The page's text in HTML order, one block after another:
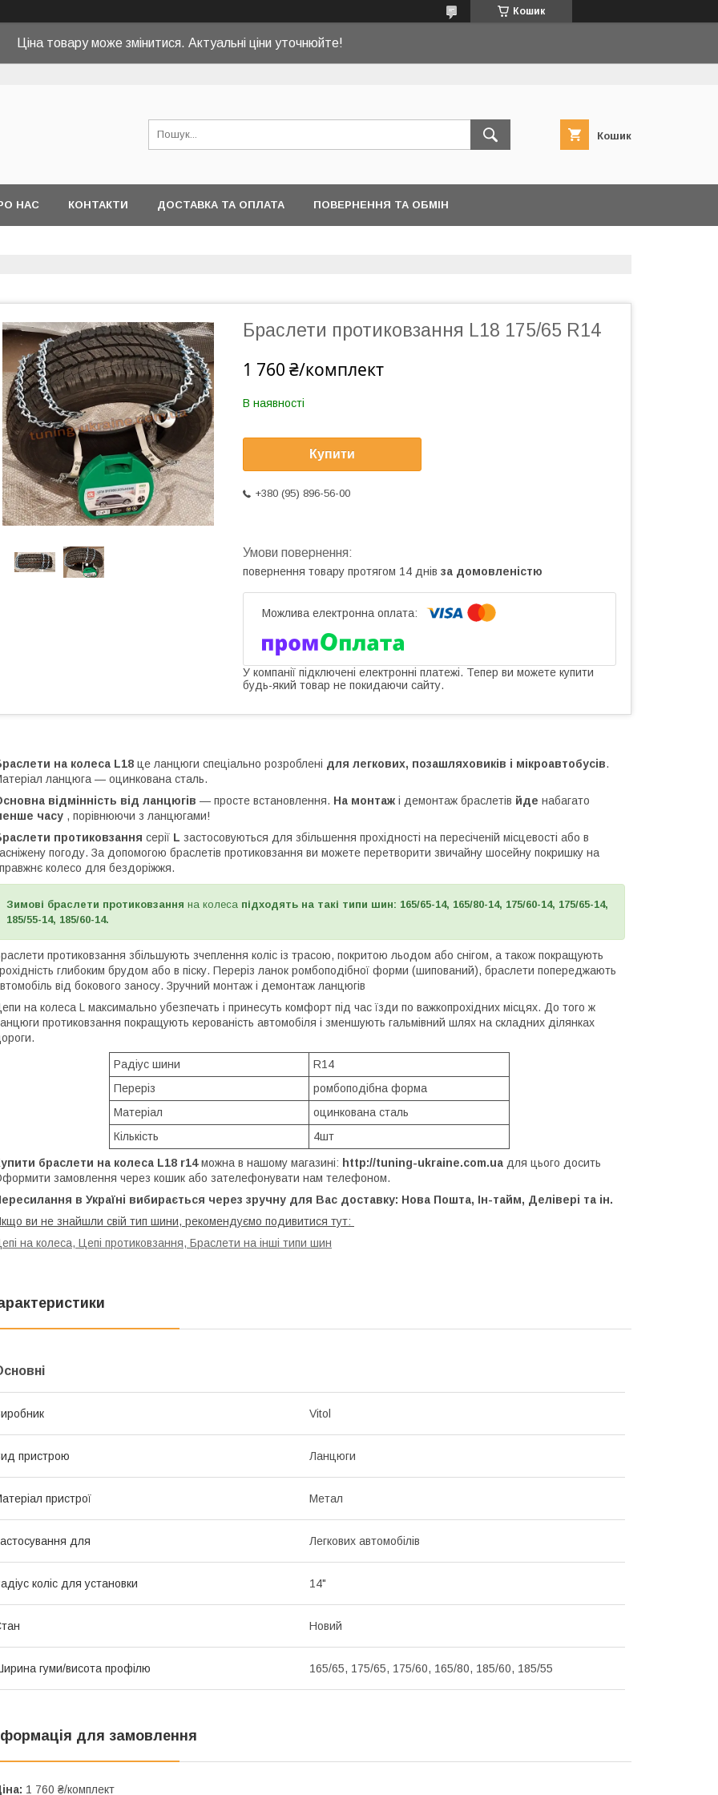
Кошик
Ціна товару може змінитися. Актуальні ціни уточнюйте!
Кошик
НАС КОНТАКТИ ДОСТАВКА ТА ОПЛАТА ПОВЕРНЕННЯ ТА ОБМІН
Браслети протиковзання L18 175/65 R14
1 760 ₴/комплект
В наявності
Купити
+380 (95) 896-56-00
повернення товару протягом 14 днів за домовленістю
У компанії підключені електронні платежі. Тепер ви можете купити
будь-який товар не покидаючи сайту.
на колеса L18 це ланцюги спеціально розроблені для легкових, позашляховиків і мікроавтобусів.
ланцюга — оцинкована сталь.
відмінність від ланцюгів — просте встановлення. На монтаж і демонтаж браслетів йде набагато
часу , порівнюючи з ланцюгами!
протиковзання серії L застосовуються для збільшення прохідності на пересіченій місцевості або в
погоду. За допомогою браслетів протиковзання ви можете перетворити звичайну шосейну покришку на
колесо для бездоріжжя.
Зимові браслети протиковзання на колеса підходять на такі типи шин: 165/65-14, 165/80-14, 175/60-14, 175/65-14,
185/55-14, 185/60-14.
протиковзання збільшують зчеплення коліс із трасою, покритою льодом або снігом, а також покращують
глибоким брудом або в піску. Переріз ланок ромбоподібної форми (шипований), браслети попереджають
від бокового заносу. Зручний монтаж і демонтаж ланцюгів
на колеса L максимально убезпечать і принесуть комфорт під час їзди по важкопрохідних місцях. До того ж
протиковзання покращують керованість автомобіля і зменшують гальмівний шлях на складних ділянках
Радіус шини
R14
Переріз
ромбоподібна форма
Матеріал
оцинкована сталь
Кількість
4шт
браслети на колеса L18 r14можна в нашому магазині: http://tuning-ukraine.com.ua для цього досить
замовлення через кошик або зателефонувати нам телефоном.
в Україні вибирається через зручну для Вас доставку: Нова Пошта, Ін-тайм, Делівері та ін.
ви не знайшли свій тип шини, рекомендуємо подивитися тут:
на колеса, Цепі протиковзання, Браслети на інші типи шин
Vitol
пристрою Ланцюги
пристрої Метал
для Легкових автомобілів
коліс для установки 14"
Новий
гуми/висота профілю 165/65, 175/65, 175/60, 165/80, 185/60, 185/55
для замовлення
1 760 ₴/комплект